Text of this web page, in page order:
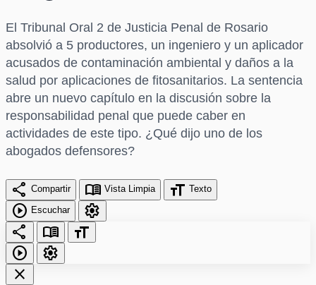
El Tribunal Oral 2 de Justicia Penal de Rosario
absolvió a 5 productores, un ingeniero y un aplicador
acusados de contaminación ambiental y daños a la
salud por aplicaciones de fitosanitarios. La sentencia
abre un nuevo capítulo en la discusión sobre la
responsabilidad penal que puede caber en
actividades de este tipo. ¿Qué dijo uno de los
abogados defensores?
share Compartir menu_book Vista Limpia format_size Texto
play_circle Escuchar
settings
share
menu_book
format_size
play_circle
settings
close